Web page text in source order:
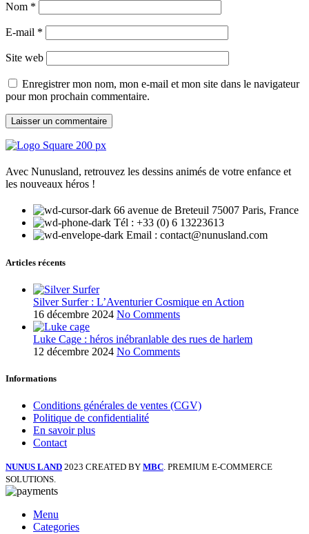
Nom *
E-mail *
Site web
Enregistrer mon nom, mon e-mail et mon site dans le navigateur
pour mon prochain commentaire.
Avec Nunusland, retrouvez les dessins animés de votre enfance et
les nouveaux héros !
66 avenue de Breteuil 75007 Paris, France
Tél : +33 (0) 6 13223613
Email : contact@nunusland.com
Articles récents
Silver Surfer : L’Aventurier Cosmique en Action
16 décembre 2024 No Comments
Luke Cage : héros inébranlable des rues de harlem
12 décembre 2024 No Comments
Informations
Conditions générales de ventes (CGV)
Politique de confidentialité
En savoir plus
Contact
NUNUS LAND 2023 CREATED BY MBC. PREMIUM E-COMMERCE
SOLUTIONS.
Menu
Categories